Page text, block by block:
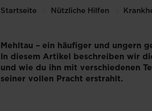
Startseite Nützliche Hilfen
Mehltau – ein häufiger und ungern
In diesem Artikel beschreiben wir
und wie du ihn mit verschiedenen
seiner vollen Pracht erstrahlt.